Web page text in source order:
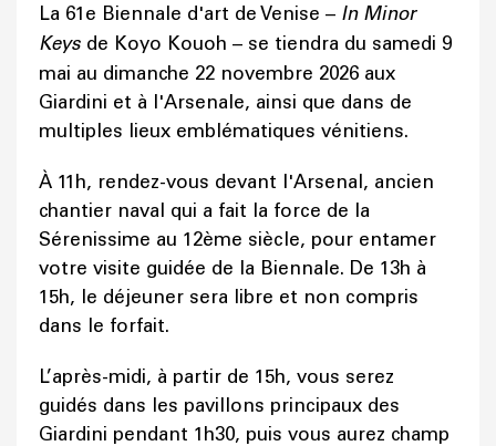
La 61e Biennale d'art de Venise – In Minor
Keys de Koyo Kouoh – se tiendra du samedi 9
mai au dimanche 22 novembre 2026 aux
Giardini et à l'Arsenale, ainsi que dans de
multiples lieux emblématiques vénitiens.
À 11h, rendez-vous devant l'Arsenal, ancien
chantier naval qui a fait la force de la
Sérenissime au 12ème siècle, pour entamer
votre visite guidée de la Biennale. De 13h à
15h, le déjeuner sera libre et non compris
dans le forfait.
L’après-midi, à partir de 15h, vous serez
guidés dans les pavillons principaux des
Giardini pendant 1h30, puis vous aurez champ